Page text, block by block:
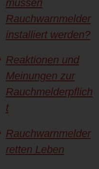
müssen
Rauchwarnmelder
installiert werden?
Reaktionen und
Meinungen zur
Rauchmelderpflich
t
Rauchwarnmelder
retten Leben